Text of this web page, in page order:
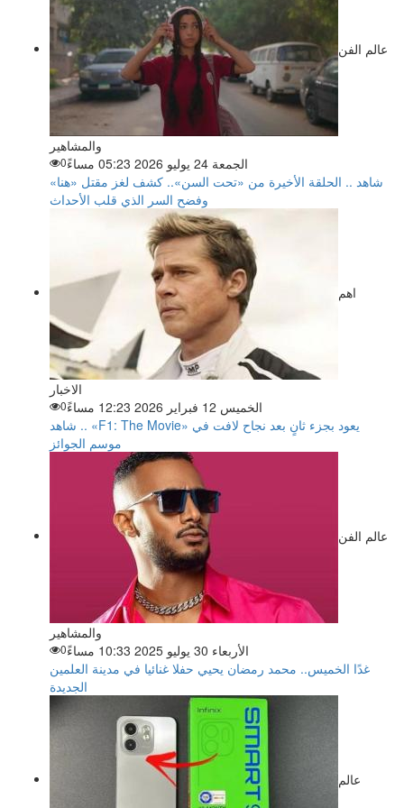
عالم الفن
والمشاهير
الجمعة 24 يوليو 2026 05:23 مساءً
0
شاهد .. الحلقة الأخيرة من «تحت السن».. كشف لغز مقتل «هنا»
وفضح السر الذي قلب الأحداث
اهم
الاخبار
الخميس 12 فبراير 2026 12:23 مساءً
0
شاهد .. «F1: The Movie» يعود بجزء ثانٍ بعد نجاح لافت في
موسم الجوائز
عالم الفن
والمشاهير
الأربعاء 30 يوليو 2025 10:33 مساءً
0
غدًا الخميس.. محمد رمضان يحيي حفلا غنائيا في مدينة العلمين
الجديدة
عالم